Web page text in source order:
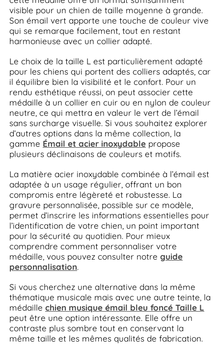
visible pour un chien de taille moyenne à grande.
Son émail vert apporte une touche de couleur vive
qui se remarque facilement, tout en restant
harmonieuse avec un collier adapté.
Le choix de la taille L est particulièrement adapté
pour les chiens qui portent des colliers adaptés, car
il équilibre bien la visibilité et le confort. Pour un
rendu esthétique réussi, on peut associer cette
médaille à un collier en cuir ou en nylon de couleur
neutre, ce qui mettra en valeur le vert de l’émail
sans surcharge visuelle. Si vous souhaitez explorer
d’autres options dans la même collection, la
gamme Émail et acier inoxydablepropose
plusieurs déclinaisons de couleurs et motifs.
La matière acier inoxydable combinée à l’émail est
adaptée à un usage régulier, offrant un bon
compromis entre légèreté et robustesse. La
gravure personnalisée, possible sur ce modèle,
permet d’inscrire les informations essentielles pour
l’identification de votre chien, un point important
pour la sécurité au quotidien. Pour mieux
comprendre comment personnaliser votre
médaille, vous pouvez consulter notre guide
personnalisation.
Si vous cherchez une alternative dans la même
thématique musicale mais avec une autre teinte, la
médaille chien musique émail bleu foncé Taille L
peut être une option intéressante. Elle offre un
contraste plus sombre tout en conservant la
même taille et les mêmes qualités de fabrication.